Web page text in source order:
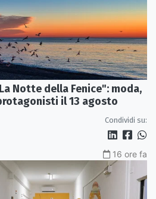
Notte della Fenice": moda,
il 13 agosto
Condividi su:
16 ore fa